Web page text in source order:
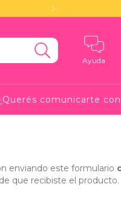
Ayuda
comunicarte
enviando este formulario
que recibiste el producto.